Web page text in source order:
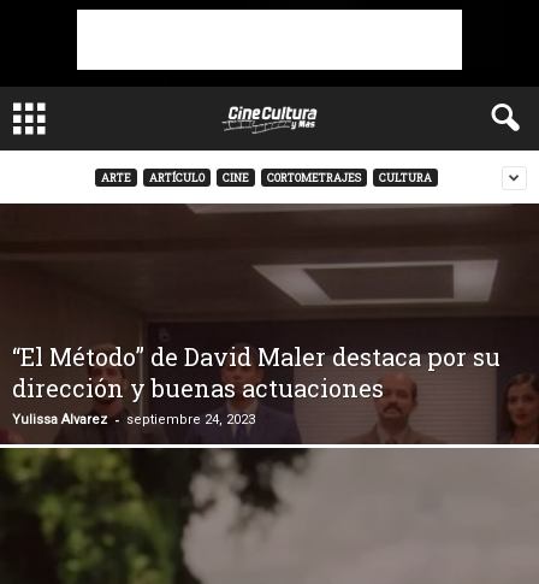
ARTE ARTÍCULO CINE CORTOMETRAJES CULTURA
“El Método” de David Maler destaca por su
dirección y buenas actuaciones
Yulissa Alvarez - septiembre 24, 2023